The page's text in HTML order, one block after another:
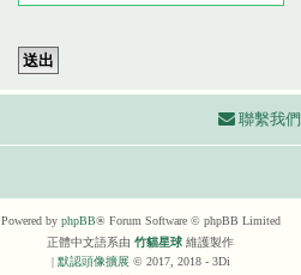
聯繫我們
Powered by phpBB® Forum Software © phpBB Limited
正體中文語系由 竹貓星球 維護製作
| 默認頭像擴展 © 2017, 2018 - 3Di